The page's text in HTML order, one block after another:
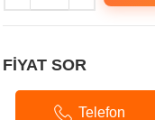
FİYAT SOR
Telefon